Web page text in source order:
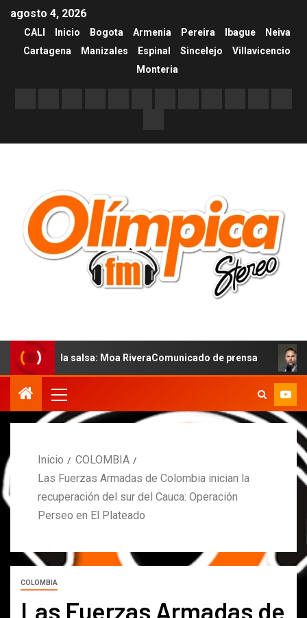
agosto 4, 2026
CALI Inicio Bogota Armenia Pereira Ibague
Neiva
Cartagena
Manizales Espinal Sincelejo
Villavicencio
Monteria
salsa: Moa RiveraComunicado de prensa
Inicio
COLOMBIA
Las Fuerzas Armadas de Colombia inician la
recuperación del sur del Cauca: Operación
Perseo en El Plateado
COLOMBIA
Las Fuerzas Armadas de